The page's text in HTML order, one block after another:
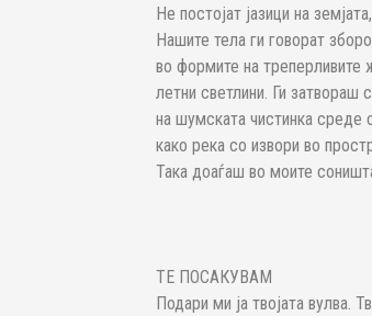
Не постојат јазици на
Нашите тела ги говорат
во формите на треперливите
летни светлини. Ги затвораш
на шумската чистинка среде
како река со извори во
Така доаѓаш во моите
ТЕ ПОСАКУВАМ
Подари ми ја твојата вулва.